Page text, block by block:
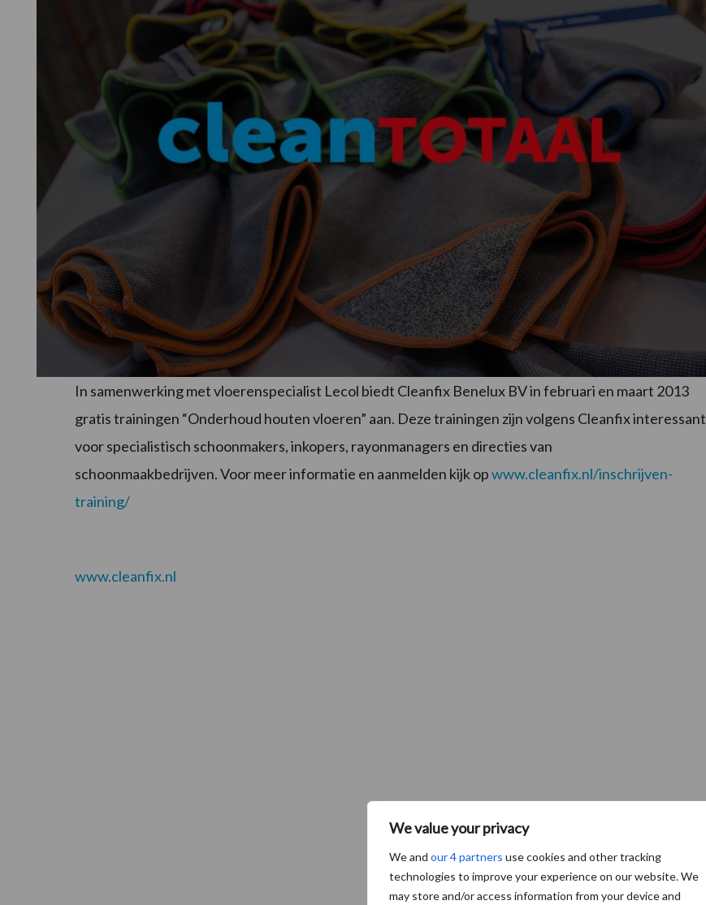
We value your privacy
We and our 4 partners use cookies and other tracking
technologies to improve your experience on our website. We
may store and/or access information from your device and
In samenwerking met vloerenspecialist Lecol biedt Cleanfix Benelux BV in februari en maart 2013
gratis trainingen “Onderhoud houten vloeren” aan. Deze trainingen zijn volgens Cleanfix interessant
voor specialistisch schoonmakers, inkopers, rayonmanagers en directies van
schoonmaakbedrijven. Voor meer informatie en aanmelden kijk opwww.cleanfix.nl/inschrijven-
training/
www.cleanfix.nl